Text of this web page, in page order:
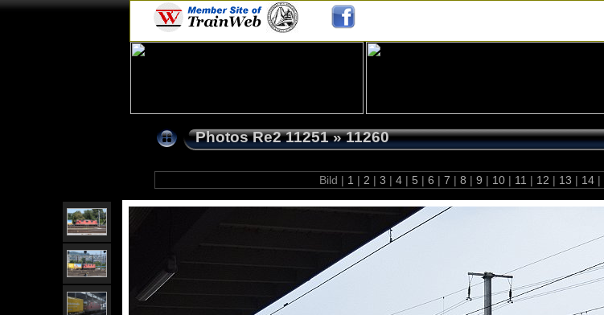
Photos Re2 11251»11260
Bild | 1 | 2 | 3 | 4 | 5 | 6 | 7 | 8 | 9 | 10 | 11 | 12 | 13 | 14 |